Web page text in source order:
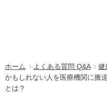
ホーム よくある質問 Q&A 健
かもしれない人を医療機関に搬
とは？